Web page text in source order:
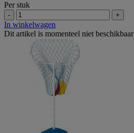
Per stuk
- +
In winkelwagen
Dit artikel is momenteel niet beschikbaar